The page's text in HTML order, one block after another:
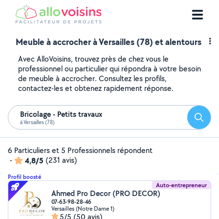
Meuble à accrocher à Versailles (78) et alentours
Avec AlloVoisins, trouvez près de chez vous le
professionnel ou particulier qui répondra à votre besoin
de meuble à accrocher. Consultez les profils,
contactez-les et obtenez rapidement réponse.
Bricolage - Petits travaux
à Versailles (78)
6 Particuliers et 5 Professionnels répondent
-
4,8/5 (231 avis)
Profil boosté
Auto-entrepreneur
Ahmed Pro Decor (PRO DECOR)
07-63-98-28-46
Versailles (Notre Dame 1)
5/5 (50 avis)